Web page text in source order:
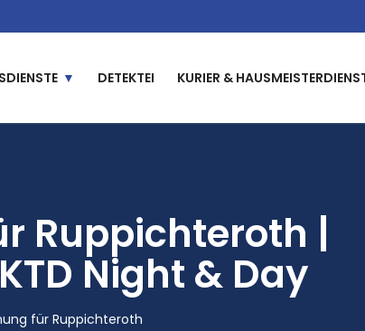
DETEKTEI KURIER &
Ruppichteroth |
Night & Day
für Ruppichteroth